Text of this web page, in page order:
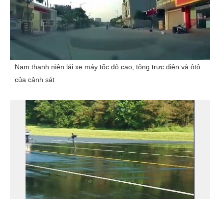
Nam thanh niên lái xe máy tốc độ cao, tông trực diện và ôtô
của cảnh sát